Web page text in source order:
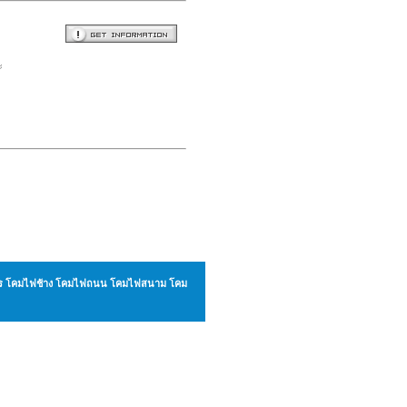
โคมไฟช้าง โคมไฟถนน โคมไฟสนาม โคม